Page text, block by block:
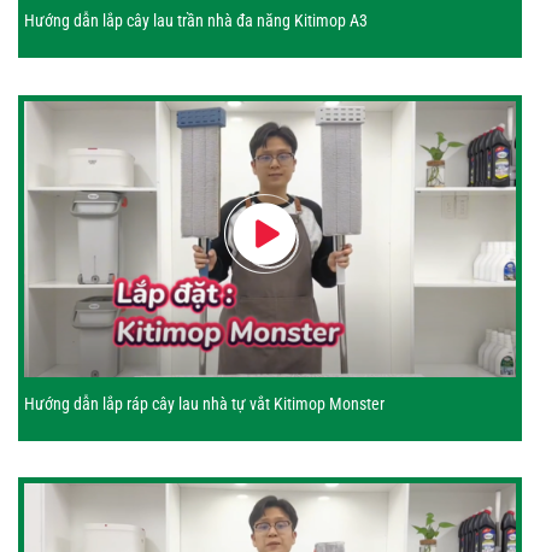
Hướng dẫn lắp cây lau trần nhà đa năng Kitimop A3
Hướng dẫn lắp ráp cây lau nhà tự vắt Kitimop Monster